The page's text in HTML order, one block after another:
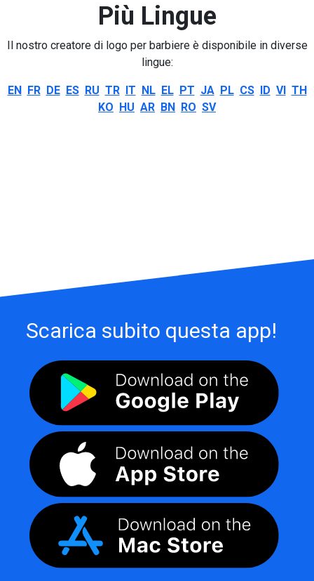
Più Lingue
Il nostro creatore di logo per barbiere è disponibile in diverse
lingue:
EN FR DE ES RU TR IT NL EL PT JA PL CS ID VI TH
KO HU AR BN RO SV
Scarica subito questa app!